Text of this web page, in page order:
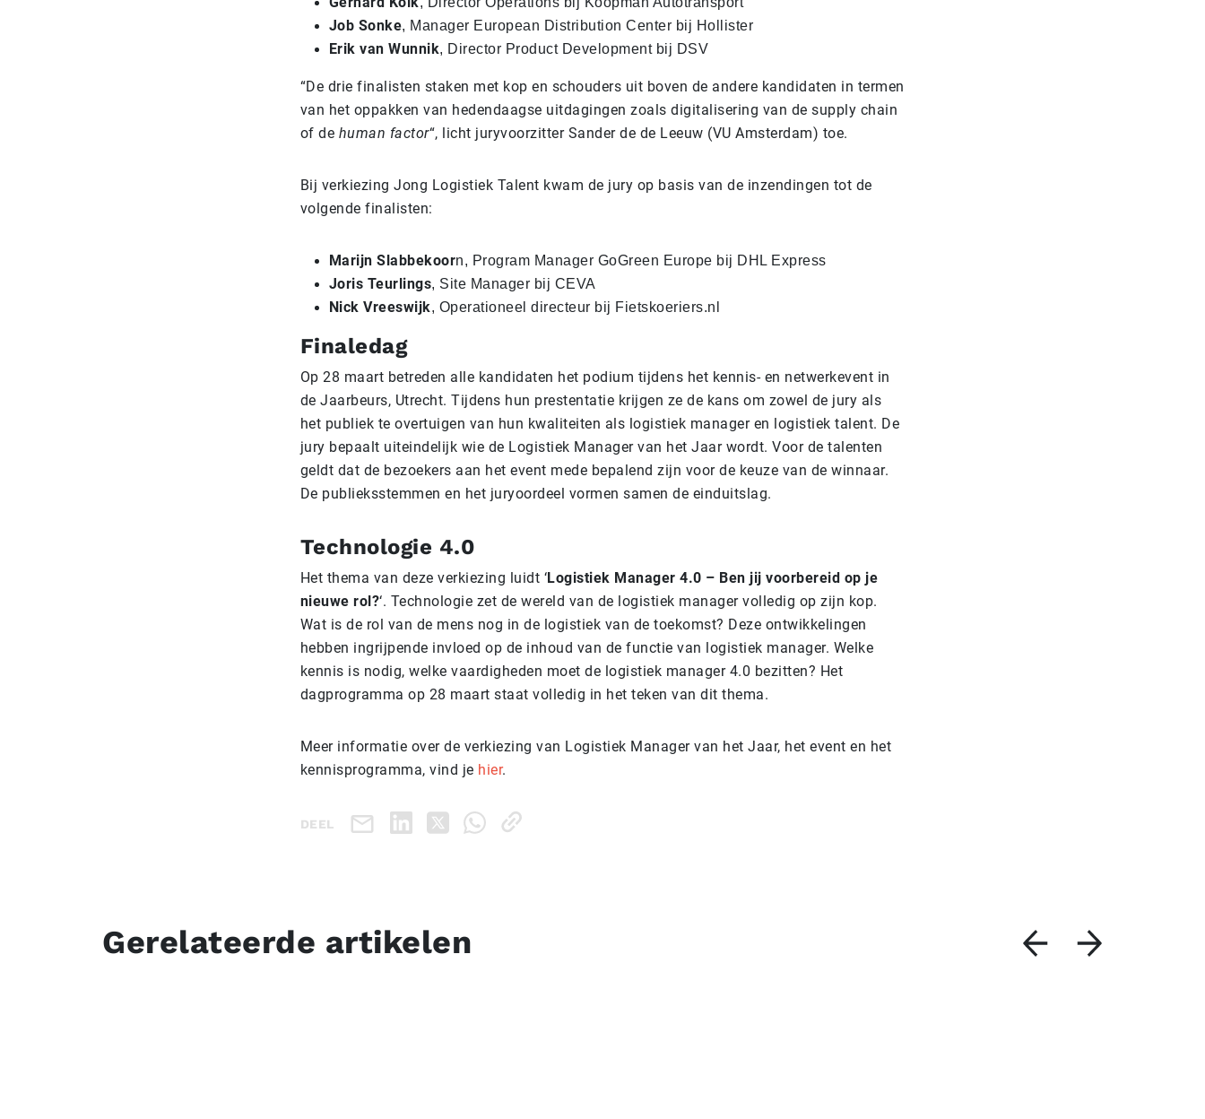
Job Sonke, Manager European Distribution Center bij Hollister
Erik van Wunnik, Director Product Development bij DSV
“De drie finalisten staken met kop en schouders uit boven de andere kandidaten in termen
van het oppakken van hedendaagse uitdagingen zoals digitalisering van de supply chain
of de human factor“, licht juryvoorzitter Sander de de Leeuw (VU Amsterdam) toe.
Bij verkiezing Jong Logistiek Talent kwam de jury op basis van de inzendingen tot de
volgende finalisten:
Marijn Slabbekoorn, Program Manager GoGreen Europe bij DHL Express
Joris Teurlings, Site Manager bij CEVA
Nick Vreeswijk, Operationeel directeur bij Fietskoeriers.nl
Finaledag
Op 28 maart betreden alle kandidaten het podium tijdens het kennis- en netwerkevent in
de Jaarbeurs, Utrecht. Tijdens hun prestentatie krijgen ze de kans om zowel de jury als
het publiek te overtuigen van hun kwaliteiten als logistiek manager en logistiek talent. De
jury bepaalt uiteindelijk wie de Logistiek Manager van het Jaar wordt. Voor de talenten
geldt dat de bezoekers aan het event mede bepalend zijn voor de keuze van de winnaar.
De publieksstemmen en het juryoordeel vormen samen de einduitslag.
Technologie 4.0
Het thema van deze verkiezing luidt ‘Logistiek Manager 4.0 – Ben jij voorbereid op je
nieuwe rol?‘. Technologie zet de wereld van de logistiek manager volledig op zijn kop.
Wat is de rol van de mens nog in de logistiek van de toekomst? Deze ontwikkelingen
hebben ingrijpende invloed op de inhoud van de functie van logistiek manager. Welke
kennis is nodig, welke vaardigheden moet de logistiek manager 4.0 bezitten? Het
dagprogramma op 28 maart staat volledig in het teken van dit thema.
Meer informatie over de verkiezing van Logistiek Manager van het Jaar, het event en het
kennisprogramma, vind je hier.
DEEL
Gerelateerde artikelen